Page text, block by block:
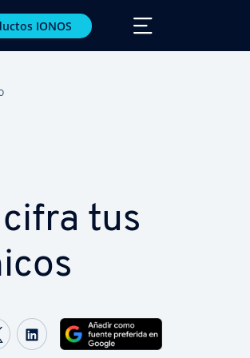
IONOS
tus
Facebook
Compartir Twitter
Compartir LinkedIn